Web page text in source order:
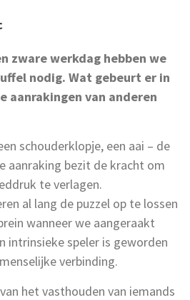
zware werkdag hebben we
nodig. Wat gebeurt er in
aanrakingen van anderen
schouderklopje, een aai – de
aanraking bezit de kracht om
te verlagen.
al lang de puzzel op te lossen
wanneer we aangeraakt
intrinsieke speler is geworden
verbinding.
het vasthouden van iemands